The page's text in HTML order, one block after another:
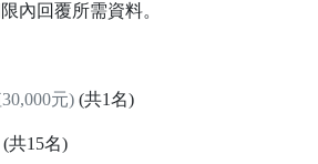
內回覆所需資料。
元)(共1名)
共15名)